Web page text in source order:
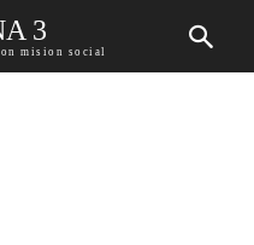
3
mision social